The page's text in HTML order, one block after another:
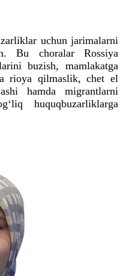
uchun jarimalarni
Bu choralar Rossiya
buzish, mamlakatga
rioya qilmaslik, chet el
hamda migrantlarni
huquqbuzarliklarga